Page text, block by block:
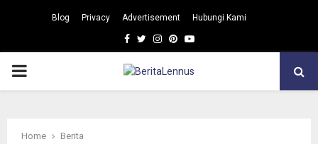
Blog Privacy Advertisement Hubungi Kami
Facebook
TwitterInstagram
Pinterest
Youtube
PRIMARY
Home
Berita